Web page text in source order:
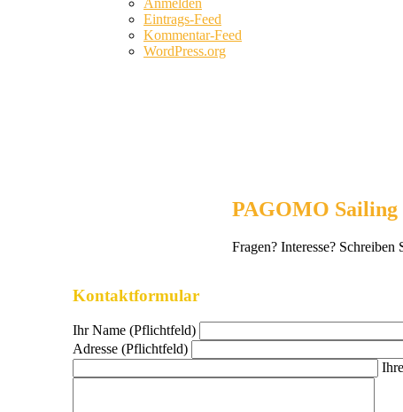
Anmelden
Eintrags-Feed
Kommentar-Feed
WordPress.org
PAGOMO Sailing
Fragen? Interesse? Schreiben
Kontaktformular
Ihr Name (Pflichtfeld)
Adresse (Pflichtfeld)